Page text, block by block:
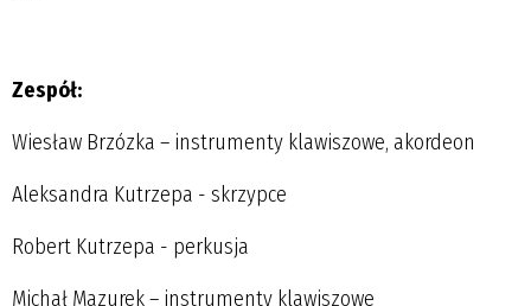
Zespół:
Wiesław Brzózka – instrumenty klawiszowe, akordeon
Aleksandra Kutrzepa - skrzypce
Robert Kutrzepa - perkusja
Michał Mazurek – instrumenty klawiszowe